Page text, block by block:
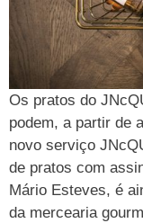
Os pratos do
podem, a partir de
novo serviço
de pratos com
Mário Esteves, é
da mercearia